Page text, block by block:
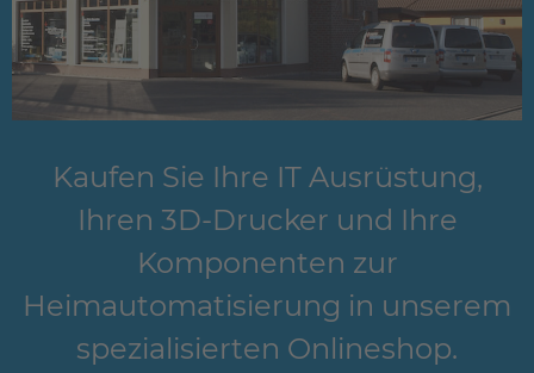
Kaufen Sie Ihre IT Ausrüstung,
Ihren 3D-Drucker und Ihre
Komponenten zur
Heimautomatisierung in unserem
spezialisierten Onlineshop.